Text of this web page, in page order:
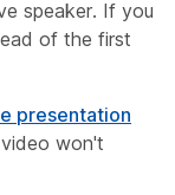
speaker. If you
of the first
presentation
won't